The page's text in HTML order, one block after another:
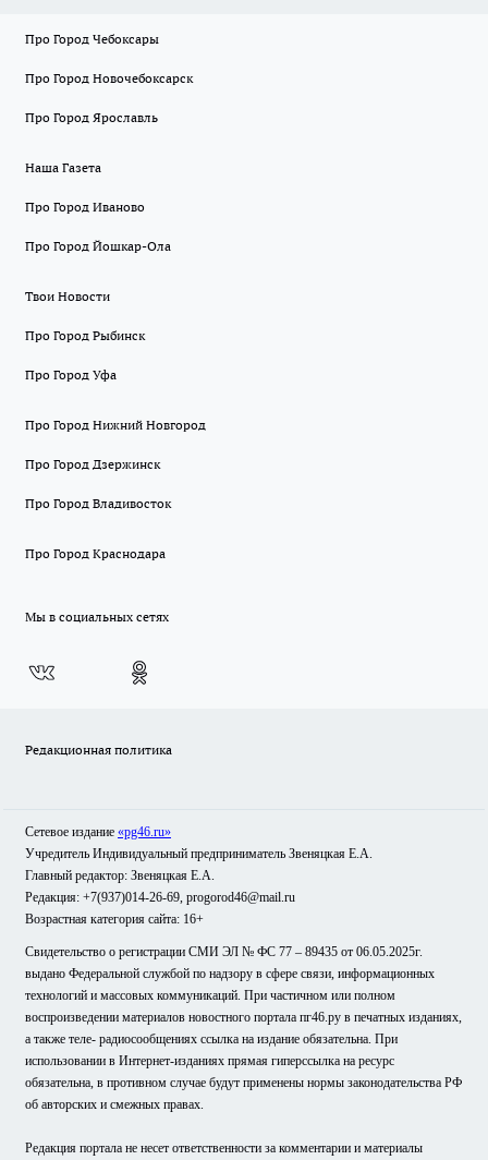
Про Город Чебоксары
Про Город Новочебоксарск
Про Город Ярославль
Наша Газета
Про Город Иваново
Про Город Йошкар-Ола
Твои Новости
Про Город Рыбинск
Про Город Уфа
Про Город Нижний Новгород
Про Город Дзержинск
Про Город Владивосток
Про Город Краснодара
Мы в социальных сетях
Редакционная политика
Сетевое издание «pg46.ru»
Учредитель Индивидуальный предприниматель Звеняцкая Е.А.
Главный редактор: Звеняцкая Е.А.
Редакция: +7(937)014-26-69, progorod46@mail.ru
Возрастная категория сайта: 16+
Свидетельство о регистрации СМИ ЭЛ № ФС 77 – 89435 от 06.05.2025г.
выдано Федеральной службой по надзору в сфере связи, информационных
технологий и массовых коммуникаций. При частичном или полном
воспроизведении материалов новостного портала пг46.ру в печатных изданиях,
а также теле- радиосообщениях ссылка на издание обязательна. При
использовании в Интернет-изданиях прямая гиперссылка на ресурс
обязательна, в противном случае будут применены нормы законодательства РФ
об авторских и смежных правах.
Редакция портала не несет ответственности за комментарии и материалы